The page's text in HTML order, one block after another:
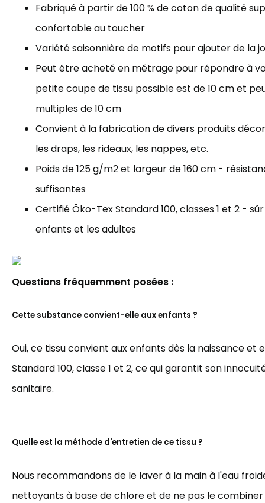
Fabriqué à partir de 100 % de coton de qualité
confortable au toucher
Variété saisonnière de motifs pour ajouter de la
Peut être acheté en métrage pour répondre à
petite coupe de tissu possible est de 10 cm et
multiples de 10 cm
Convient à la fabrication de divers produits
les draps, les rideaux, les nappes, etc.
Poids de 125 g/m2 et largeur de 160 cm -
suffisantes
Certifié Öko-Tex Standard 100, classes 1 et 2 -
enfants et les adultes
Questions fréquemment posées :
Cette substance convient-elle aux enfants ?
Oui, ce tissu convient aux enfants dès la naissance et
Standard 100, classe 1 et 2, ce qui garantit son
sanitaire.
Quelle est la méthode d'entretien de ce tissu ?
Nous recommandons de le laver à la main à l'eau
nettoyants à base de chlore et de ne pas le